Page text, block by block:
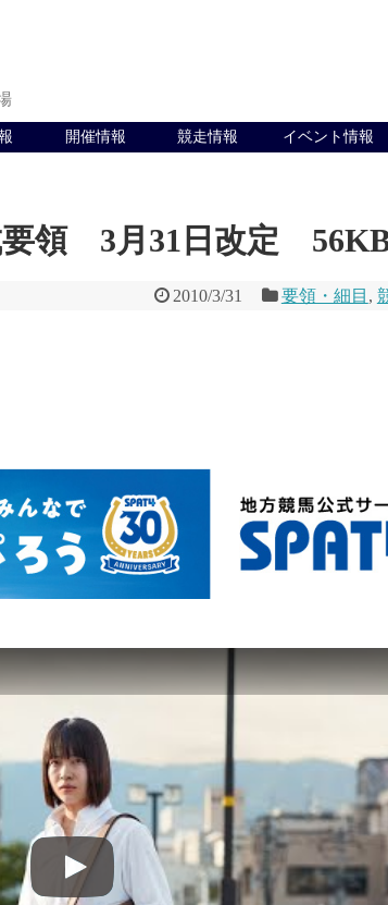
開催情報 競走情報 イベント情報
領 3月31日改定
2010/3/31 要領・細目 ,